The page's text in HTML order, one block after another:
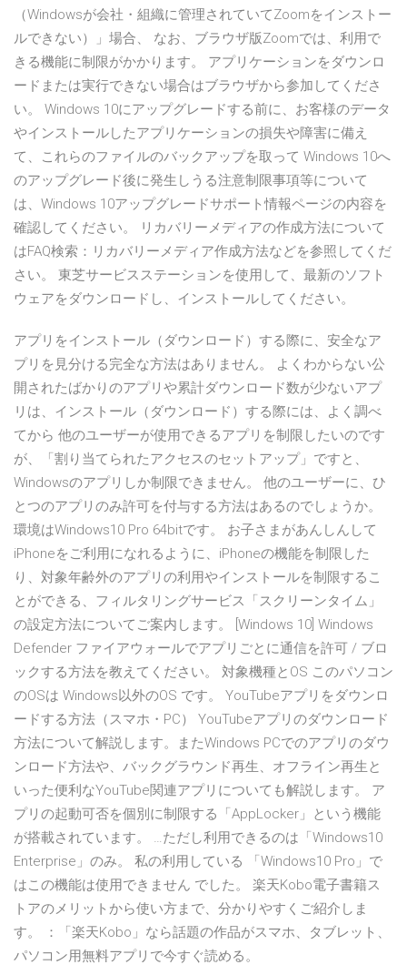
（Windowsが会社・組織に管理されていてZoomをインストー
ルできない）」場合、 なお、ブラウザ版Zoomでは、利用で
きる機能に制限がかかります。 アプリケーションをダウンロ
ードまたは実行できない場合はブラウザから参加してくださ
い。 Windows 10にアップグレードする前に、お客様のデータ
やインストールしたアプリケーションの損失や障害に備え
て、これらのファイルのバックアップを取って Windows 10へ
のアップグレード後に発生しうる注意制限事項等について
は、Windows 10アップグレードサポート情報ページの内容を
確認してください。 リカバリーメディアの作成方法について
はFAQ検索：リカバリーメディア作成方法などを参照してくだ
さい。 東芝サービスステーションを使用して、最新のソフト
ウェアをダウンロードし、インストールしてください。
アプリをインストール（ダウンロード）する際に、安全なア
プリを見分ける完全な方法はありません。 よくわからない公
開されたばかりのアプリや累計ダウンロード数が少ないアプ
リは、インストール（ダウンロード）する際には、よく調べ
てから 他のユーザーが使用できるアプリを制限したいのです
が、「割り当てられたアクセスのセットアップ」ですと、
Windowsのアプリしか制限できません。 他のユーザーに、ひ
とつのアプリのみ許可を付与する方法はあるのでしょうか。
環境はWindows10 Pro 64bitです。 お子さまがあんしんして
iPhoneをご利用になれるように、iPhoneの機能を制限した
り、対象年齢外のアプリの利用やインストールを制限するこ
とができる、フィルタリングサービス「スクリーンタイム」
の設定方法についてご案内します。 [Windows 10] Windows
Defender ファイアウォールでアプリごとに通信を許可 / ブロ
ックする方法を教えてください。 対象機種とOS このパソコン
のOSは Windows以外のOS です。 YouTubeアプリをダウンロ
ードする方法（スマホ・PC） YouTubeアプリのダウンロード
方法について解説します。またWindows PCでのアプリのダウ
ンロード方法や、バックグラウンド再生、オフライン再生と
いった便利なYouTube関連アプリについても解説します。 ア
プリの起動可否を個別に制限する「AppLocker」という機能
が搭載されています。 …ただし利用できるのは「Windows10
Enterprise」のみ。 私の利用している 「Windows10 Pro」で
はこの機能は使用できません でした。 楽天Kobo電子書籍ス
トアのメリットから使い方まで、分かりやすくご紹介しま
す。 ：「楽天Kobo」なら話題の作品がスマホ、タブレット、
パソコン用無料アプリで今すぐ読める。